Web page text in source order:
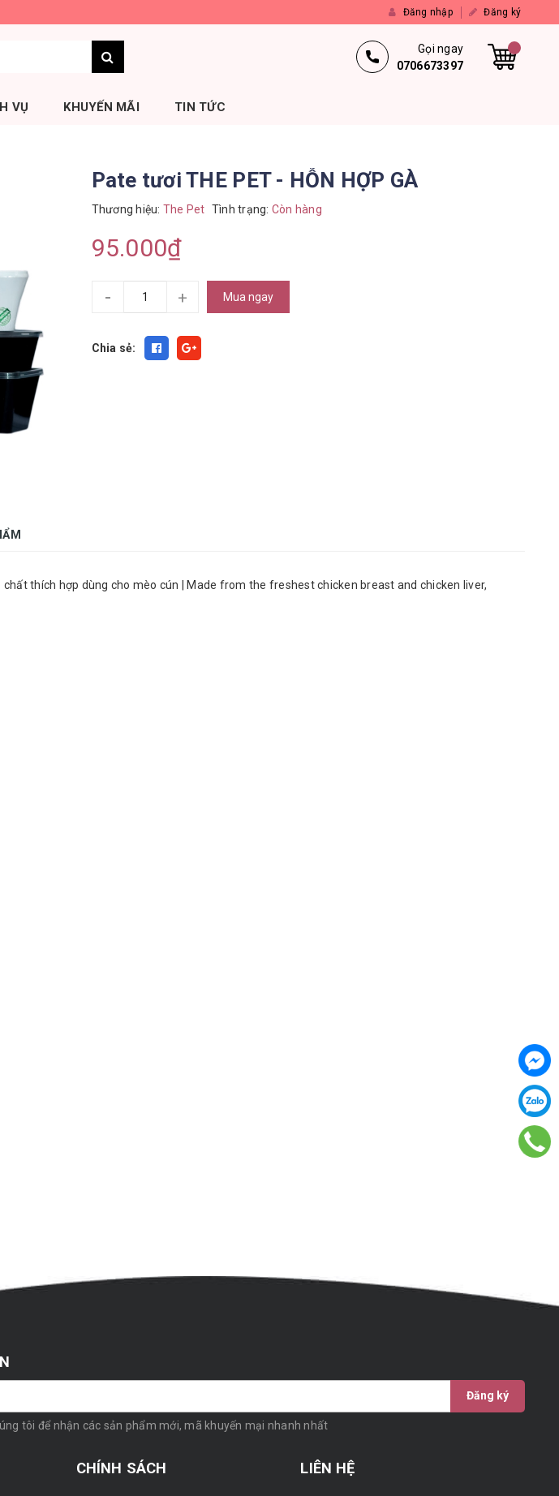
Đăng nhập Đăng ký
Gọi ngay
0706673397
VỤ KHUYẾN MÃI TIN TỨC
Pate tươi THE PET - HỖN HỢP GÀ
Thương hiệu: The Pet Tình trạng: Còn hàng
95.000₫
- + Mua ngay
Chia sẻ:
thích hợp dùng cho mèo cún | Made from the freshest chicken breast and chicken liver,
Đăng ký
tôi để nhận các sản phẩm mới, mã khuyến mại nhanh nhất
CHÍNH SÁCH LIÊN HỆ